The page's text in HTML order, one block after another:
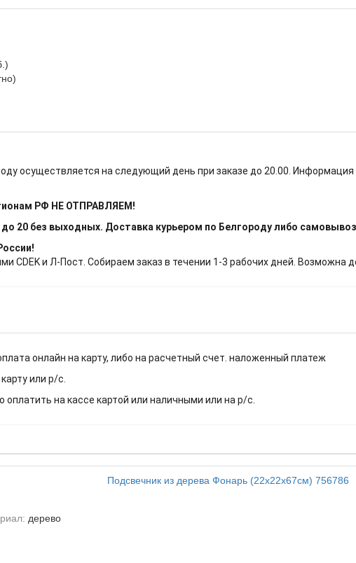
осуществляется на следующий день при заказе до 20.00.
РФ НЕ ОТПРАВЛЯЕМ!
20 без выходных. Доставка курьером по Белгороду либо
CDEK и Л-Пост. Собираем заказ в течении 1-3 рабочих дней. Возможна
онлайн на карту, либо на расчетный счет. наложенный платеж
или р/с.
на кассе картой или наличными или на р/с.
дерево